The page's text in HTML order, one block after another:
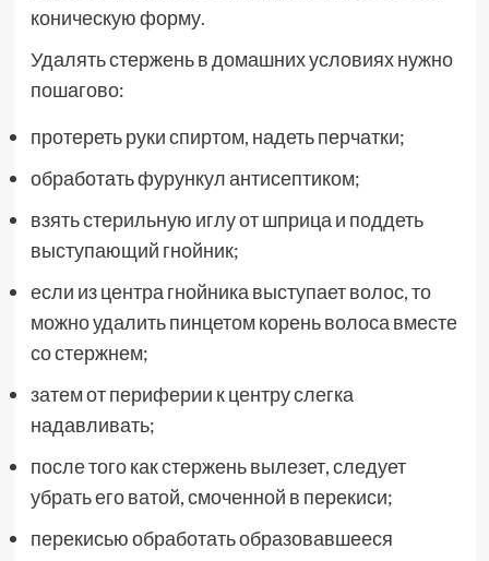
коническую форму.
Удалять стержень в домашних условиях нужно
пошагово:
протереть руки спиртом, надеть перчатки;
обработать фурункул антисептиком;
взять стерильную иглу от шприца и поддеть
выступающий гнойник;
если из центра гнойника выступает волос, то
можно удалить пинцетом корень волоса вместе
со стержнем;
затем от периферии к центру слегка
надавливать;
после того как стержень вылезет, следует
убрать его ватой, смоченной в перекиси;
перекисью обработать образовавшееся